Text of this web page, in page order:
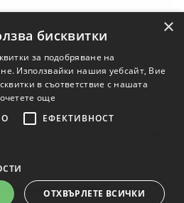
Поверителност
Контакт
×
бисквитки
за подобряване на
Използвайки нашия уебсайт, Вие
в съответствие с нашата
още
ЕФЕКТИВНОСТ
ОТХВЪРЛЕТЕ ВСИЧКИ